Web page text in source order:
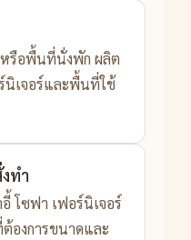
หรือพื้นที่นั่งพัก ผลิต
นิเจอร์และพื้นที่ใช้
ทำ
โซฟา เฟอร์นิเจอร์
องการขนาดและ